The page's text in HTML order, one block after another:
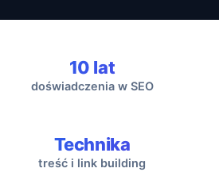
10 lat
doświadczenia w SEO
Technika
treść i link building